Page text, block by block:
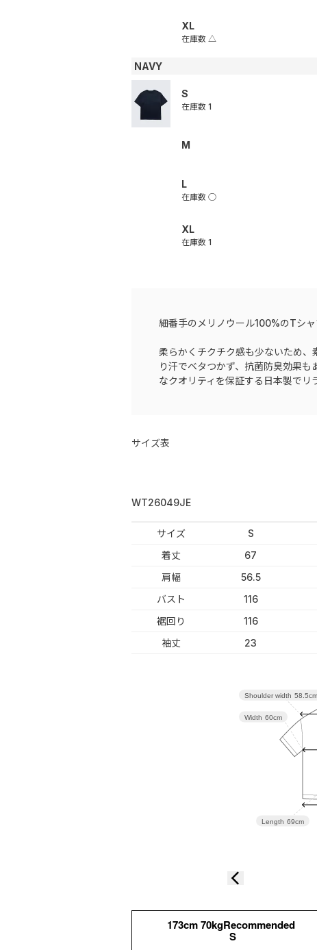
XL
在庫数 △
NAVY
S
在庫数 1
M
L
在庫数 ○
XL
在庫数 1
細番手のメリノウール100%のTシャ
柔らかくチクチク感も少ないため
り汗でベタつかず、抗菌防臭効果
なクオリティを保証する日本製でリ
サイズ表
WT26049JE
サイズ S
着丈
67
肩幅
56.5
バスト
116
裾回り
116
袖丈
23
Length 69cm
Width 60cm
Shoulder width 58.5cm
173cm 70kgRecommended
S